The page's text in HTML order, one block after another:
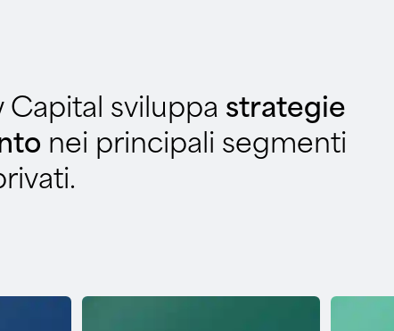
sviluppa strategie
nei principali segmenti